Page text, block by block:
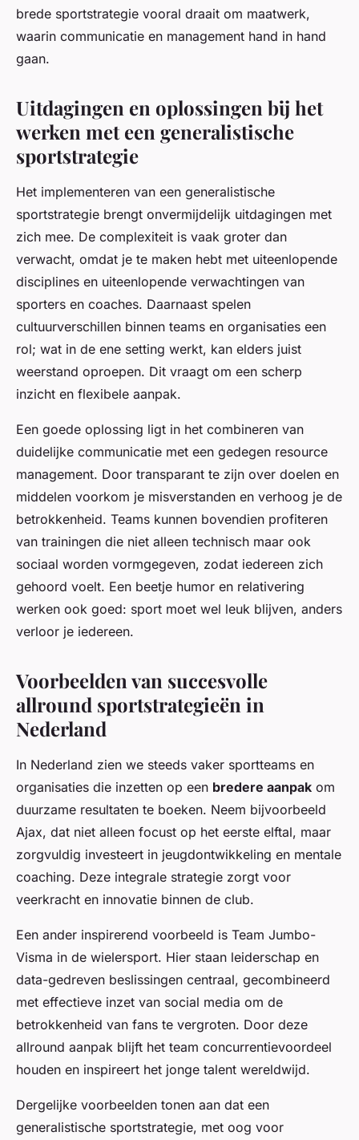
brede sportstrategie vooral draait om maatwerk,
waarin communicatie en management hand in hand
gaan.
Uitdagingen en oplossingen bij het
werken met een generalistische
sportstrategie
Het implementeren van een generalistische
sportstrategie brengt onvermijdelijk uitdagingen met
zich mee. De complexiteit is vaak groter dan
verwacht, omdat je te maken hebt met uiteenlopende
disciplines en uiteenlopende verwachtingen van
sporters en coaches. Daarnaast spelen
cultuurverschillen binnen teams en organisaties een
rol; wat in de ene setting werkt, kan elders juist
weerstand oproepen. Dit vraagt om een scherp
inzicht en flexibele aanpak.
Een goede oplossing ligt in het combineren van
duidelijke communicatie met een gedegen resource
management. Door transparant te zijn over doelen en
middelen voorkom je misverstanden en verhoog je de
betrokkenheid. Teams kunnen bovendien profiteren
van trainingen die niet alleen technisch maar ook
sociaal worden vormgegeven, zodat iedereen zich
gehoord voelt. Een beetje humor en relativering
werken ook goed: sport moet wel leuk blijven, anders
verloor je iedereen.
Voorbeelden van succesvolle
allround sportstrategieën in
Nederland
In Nederland zien we steeds vaker sportteams en
organisaties die inzetten op een bredere aanpak om
duurzame resultaten te boeken. Neem bijvoorbeeld
Ajax, dat niet alleen focust op het eerste elftal, maar
zorgvuldig investeert in jeugdontwikkeling en mentale
coaching. Deze integrale strategie zorgt voor
veerkracht en innovatie binnen de club.
Een ander inspirerend voorbeeld is Team Jumbo-
Visma in de wielersport. Hier staan leiderschap en
data-gedreven beslissingen centraal, gecombineerd
met effectieve inzet van social media om de
betrokkenheid van fans te vergroten. Door deze
allround aanpak blijft het team concurrentievoordeel
houden en inspireert het jonge talent wereldwijd.
Dergelijke voorbeelden tonen aan dat een
generalistische sportstrategie, met oog voor